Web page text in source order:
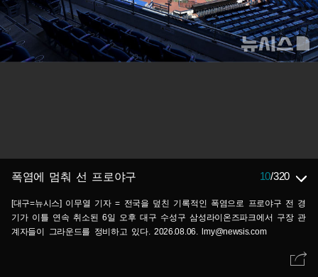
폭염에 멈춰 선 프로야구 10/320
[대구=뉴시스] 이무열 기자 = 전국을 덮친 기록적인 폭염으로 프로야구 전 경
기가 이틀 연속 취소된 6일 오후 대구 수성구 삼성라이온즈파크에서 구장 관
계자들이 그라운드를 정비하고 있다. 2026.08.06. lmy@newsis.com